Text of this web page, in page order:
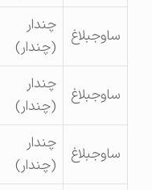
ساوجبلاغ
چندار
(چندار)
ساوجبلاغ
چندار
(چندار)
ساوجبلاغ
چندار
(چندار)